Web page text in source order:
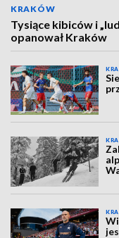
KRAKÓW
Tysiące kibiców i
opanował Kraków